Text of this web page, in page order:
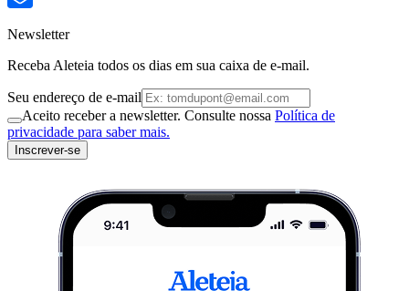
Newsletter
Receba Aleteia todos os dias em sua caixa de e-mail.
Seu endereço de e-mail
Aceito receber a newsletter. Consulte nossa Política de
privacidade para saber mais.
Inscrever-se